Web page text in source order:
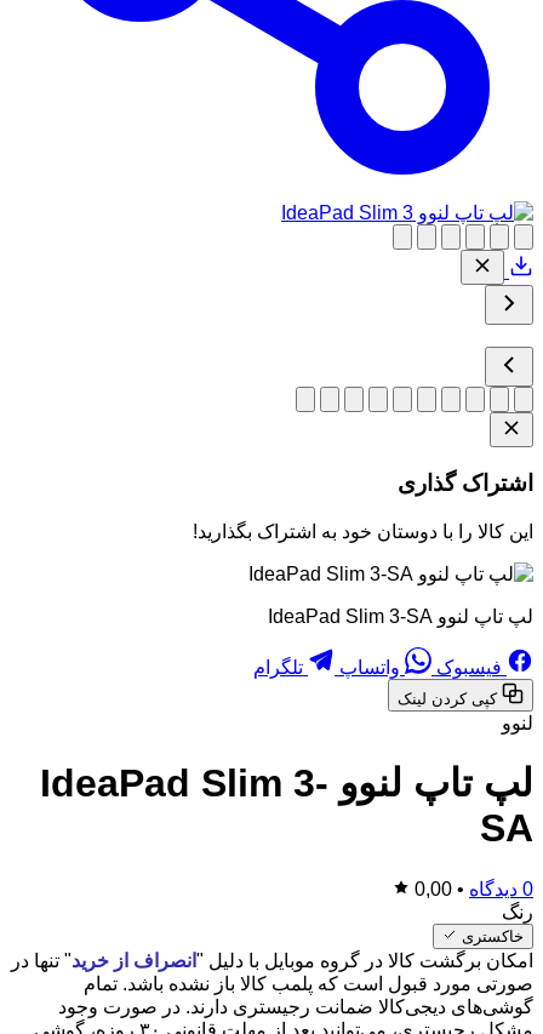
اشتراک گذاری
این کالا را با دوستان خود به اشتراک بگذارید!
لپ تاپ لنوو IdeaPad Slim 3-SA
فیسبوک واتساپ تلگرام
کپی کردن لینک
لنوو
لپ تاپ لنوو IdeaPad Slim 3-
SA
0 دیدگاه •
0,00
رنگ
خاکستری
امکان برگشت کالا در گروه موبایل با دلیل " انصراف از خرید" تنها در
صورتی مورد قبول است که پلمب کالا باز نشده باشد. تمام
گوشی‌های دیجی‌کالا ضمانت رجیستری دارند. در صورت وجود
مشکل رجیستری، می‌توانید بعد از مهلت قانونی ۳۰ روزه، گوشی